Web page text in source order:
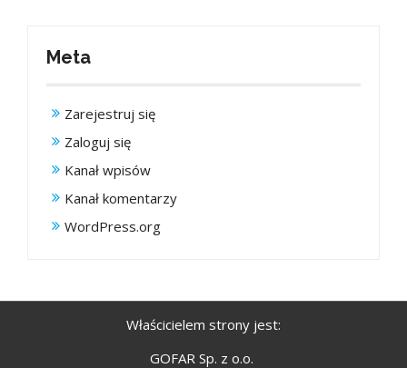
Meta
Zarejestruj się
Zaloguj się
Kanał wpisów
Kanał komentarzy
WordPress.org
Właścicielem strony jest:
GOFAR Sp. z o.o.